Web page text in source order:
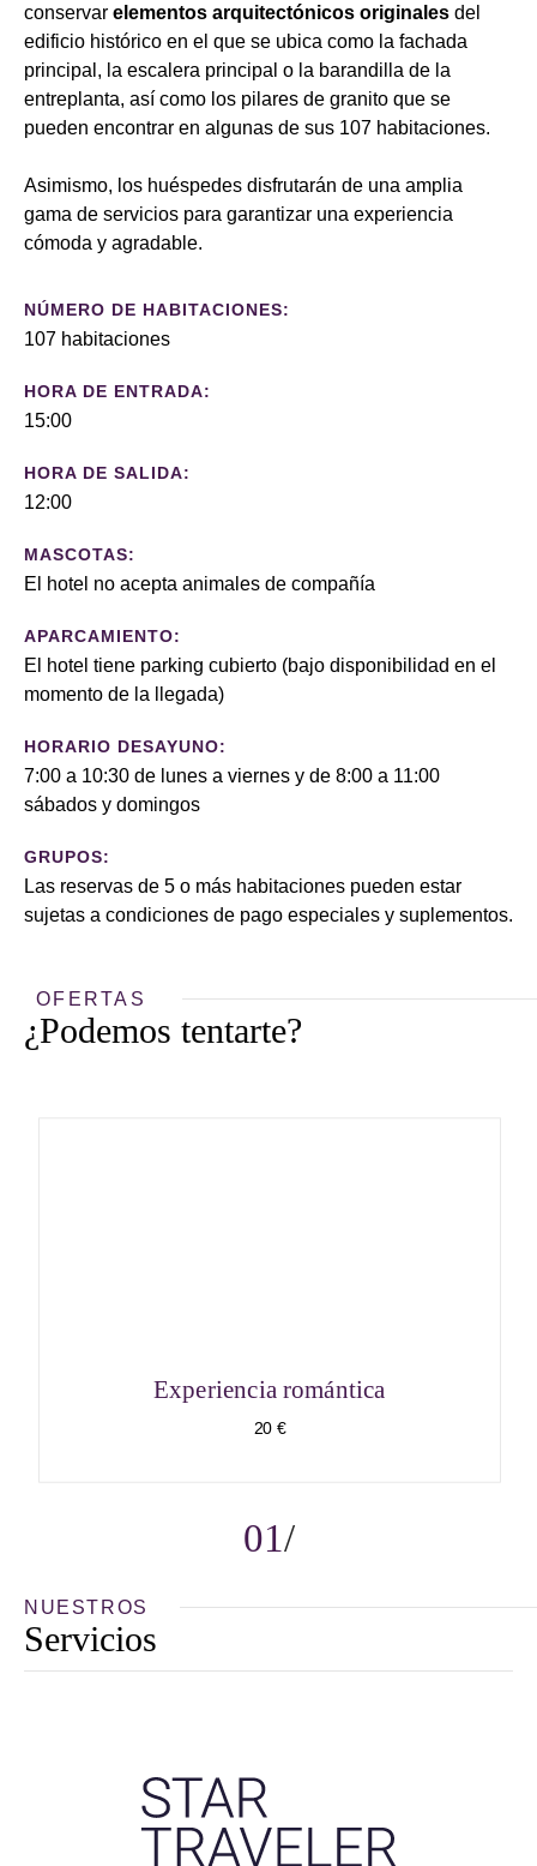
conservar elementos arquitectónicos originales del
edificio histórico en el que se ubica como la fachada
principal, la escalera principal o la barandilla de la
entreplanta, así como los pilares de granito que se
pueden encontrar en algunas de sus 107 habitaciones.
Asimismo, los huéspedes disfrutarán de una amplia
gama de servicios para garantizar una experiencia
cómoda y agradable.
NÚMERO DE HABITACIONES:
107 habitaciones
HORA DE ENTRADA:
15:00
HORA DE SALIDA:
12:00
MASCOTAS:
El hotel no acepta animales de compañía
APARCAMIENTO:
El hotel tiene parking cubierto (bajo disponibilidad en el
momento de la llegada)
HORARIO DESAYUNO:
7:00 a 10:30 de lunes a viernes y de 8:00 a 11:00
sábados y domingos
GRUPOS:
Las reservas de 5 o más habitaciones pueden estar
sujetas a condiciones de pago especiales y suplementos.
OFERTAS
¿Podemos tentarte?
01
Experiencia romántica
20 €
NUESTROS
Servicios